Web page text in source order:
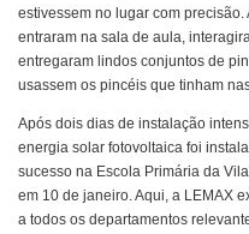
estivessem no lugar com
entraram na sala de aula,
entregaram lindos conjuntos de
usassem os pincéis que tinham
Após dois dias de instalação
energia solar fotovoltaica foi
sucesso na Escola Primária da
em 10 de janeiro. Aqui, a LEMAX
a todos os departamentos